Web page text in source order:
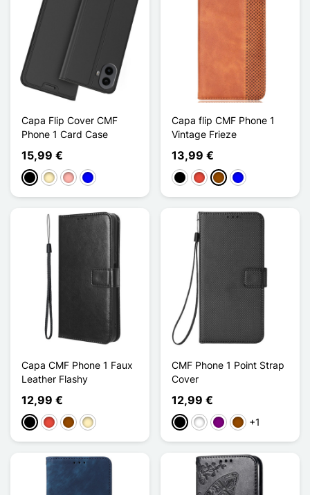
Capa Flip Cover CMF
Phone 1 Card Case
15,99 €
PretoOuroOuro rosa
Azul
Capa flip CMF Phone 1
Vintage Frieze
13,99 €
PretoVermelho
Castanho
Azul
Capa CMF Phone 1 Faux
Leather Flashy
12,99 €
PretoVermelho
Castanho
Ouro
CMF Phone 1 Point Strap
Cover
12,99 €
PretoBrancoPúrpuraCastanho
+1